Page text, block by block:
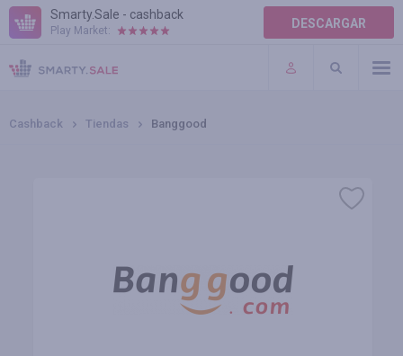
Smarty.Sale - cashback
Play Market: DESCARGAR
TÉRMINOS DE USO
COMPLEMENTOS
Cashback Tiendas Banggood